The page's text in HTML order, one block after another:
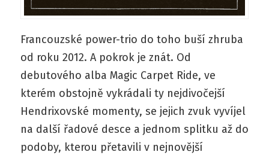
Francouzské power-trio do toho buší zhruba
od roku 2012. A pokrok je znát. Od
debutového alba Magic Carpet Ride, ve
kterém obstojně vykrádali ty nejdivočejší
Hendrixovské momenty, se jejich zvuk vyvíjel
na další řadové desce a jednom splitku až do
podoby, kterou přetavili v nejnovější